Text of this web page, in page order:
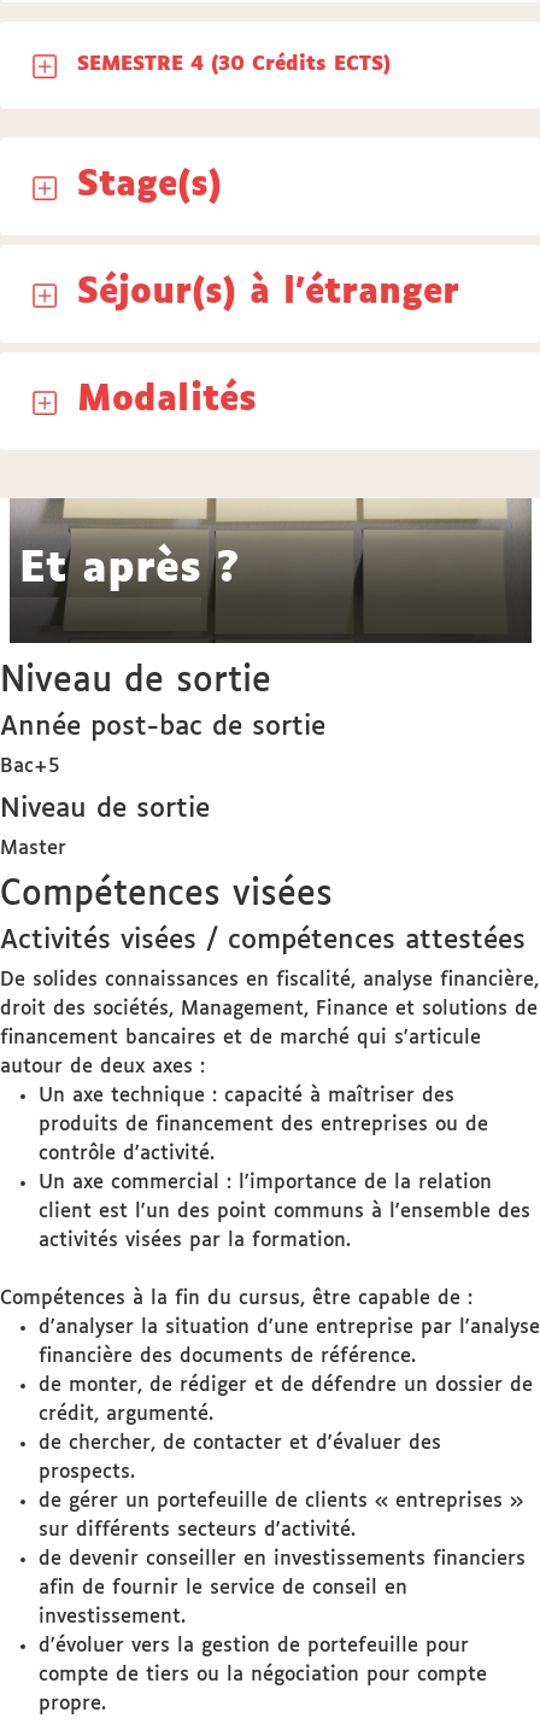
SEMESTRE 4 (30 Crédits ECTS)
Stage(s)
Séjour(s) à l'étranger
Modalités
Et après ?
Niveau de sortie
Année post-bac de sortie
Bac+5
Niveau de sortie
Master
Compétences visées
Activités visées / compétences attestées
De solides connaissances en fiscalité, analyse financière,
droit des sociétés, Management, Finance et solutions de
financement bancaires et de marché qui s'articule
autour de deux axes :
Un axe technique : capacité à maîtriser des
produits de financement des entreprises ou de
contrôle d'activité.
Un axe commercial : l'importance de la relation
client est l'un des point communs à l'ensemble des
activités visées par la formation.
Compétences à la fin du cursus, être capable de :
d'analyser la situation d'une entreprise par l'analyse
financière des documents de référence.
de monter, de rédiger et de défendre un dossier de
crédit, argumenté.
de chercher, de contacter et d'évaluer des
prospects.
de gérer un portefeuille de clients « entreprises »
sur différents secteurs d'activité.
de devenir conseiller en investissements financiers
afin de fournir le service de conseil en
investissement.
d'évoluer vers la gestion de portefeuille pour
compte de tiers ou la négociation pour compte
propre.